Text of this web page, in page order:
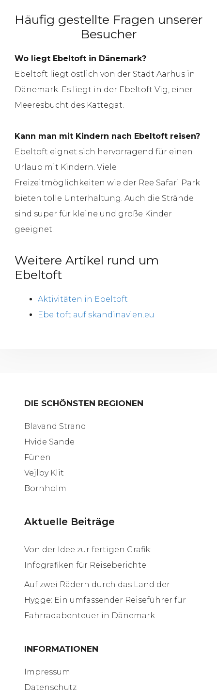
Häufig gestellte Fragen unserer
Besucher
Wo liegt Ebeltoft in Dänemark?
Ebeltoft liegt östlich von der Stadt Aarhus in
Dänemark. Es liegt in der Ebeltoft Vig, einer
Meeresbucht des Kattegat.
Kann man mit Kindern nach Ebeltoft reisen?
Ebeltoft eignet sich hervorragend für einen
Urlaub mit Kindern. Viele
Freizeitmöglichkeiten wie der Ree Safari Park
bieten tolle Unterhaltung. Auch die Strände
sind super für kleine und große Kinder
geeignet.
Weitere Artikel rund um
Ebeltoft
Aktivitäten in Ebeltoft
Ebeltoft auf skandinavien.eu
DIE SCHÖNSTEN REGIONEN
Blavand Strand
Hvide Sande
Fünen
Vejlby Klit
Bornholm
Aktuelle Beiträge
Von der Idee zur fertigen Grafik:
Infografiken für Reiseberichte
Auf zwei Rädern durch das Land der
Hygge: Ein umfassender Reiseführer für
Fahrradabenteuer in Dänemark
INFORMATIONEN
Impressum
Datenschutz